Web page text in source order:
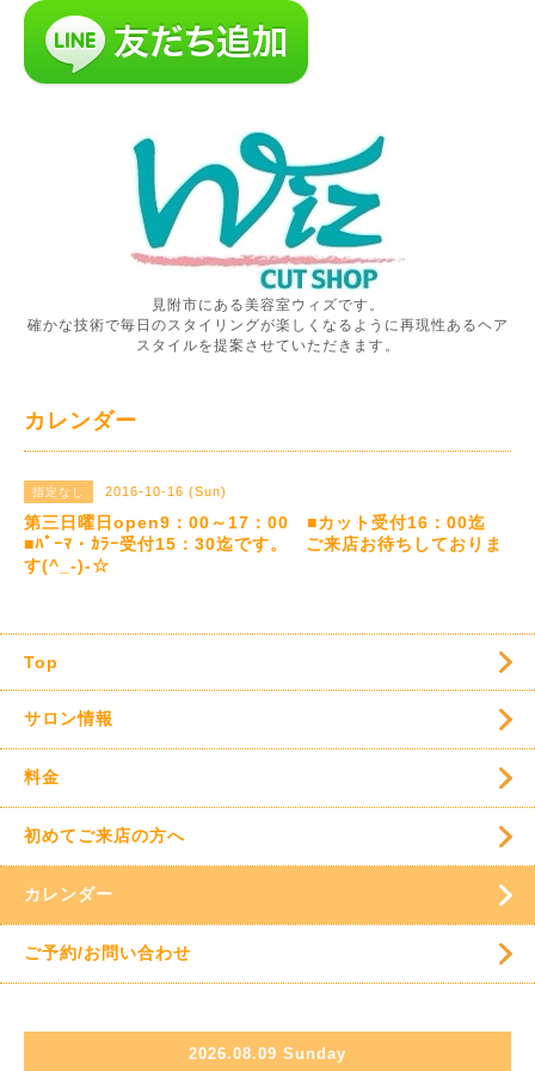
見附市にある美容室ウィズです。
確かな技術で毎日のスタイリングが楽しくなるように再現性あるヘア
スタイルを提案させていただきます。
カレンダー
指定なし 2016-10-16 (Sun)
第三日曜日open9：00～17：00 ■カット受付16：00迄
■ﾊﾟｰﾏ・ｶﾗｰ受付15：30迄です。 ご来店お待ちしておりま
す(^_-)-☆
Top
サロン情報
料金
初めてご来店の方へ
カレンダー
ご予約/お問い合わせ
2026.08.09 Sunday